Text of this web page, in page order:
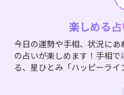
楽しめる
今日の運勢や手相、状況に
の占いが楽しめます！手相
る、星ひとみ「ハッピーライ